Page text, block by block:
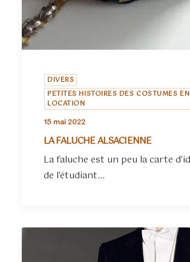
DIVERS
PETITES HISTOIRES DES COSTUMES EN
LOCATION
15 mai 2022
LA FALUCHE ALSACIENNE
La faluche est un peu la carte
de l'étudiant…